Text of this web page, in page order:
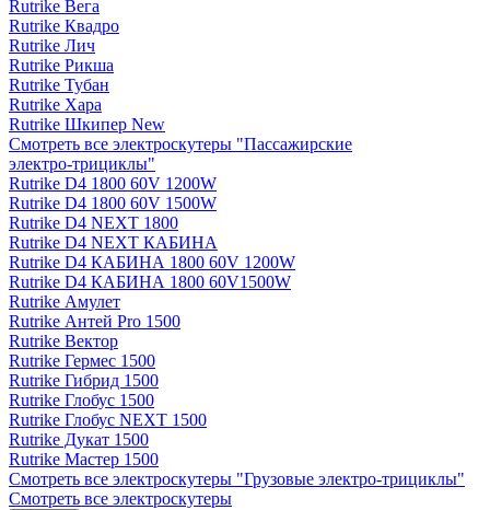
Rutrike Вега
Rutrike Квадро
Rutrike Лич
Rutrike Рикша
Rutrike Тубан
Rutrike Хара
Rutrike Шкипер New
Смотреть все электро­скутеры "Пассажирские
электро‑трициклы"
Rutrike D4 1800 60V 1200W
Rutrike D4 1800 60V 1500W
Rutrike D4 NEXT 1800
Rutrike D4 NEXT КАБИНА
Rutrike D4 КАБИНА 1800 60V 1200W
Rutrike D4 КАБИНА 1800 60V1500W
Rutrike Амулет
Rutrike Антей Pro 1500
Rutrike Вектор
Rutrike Гермес 1500
Rutrike Гибрид 1500
Rutrike Глобус 1500
Rutrike Глобус NEXT 1500
Rutrike Дукат 1500
Rutrike Мастер 1500
Смотреть все электро­скутеры "Грузовые электро‑трициклы"
Смотреть все электро­скутеры